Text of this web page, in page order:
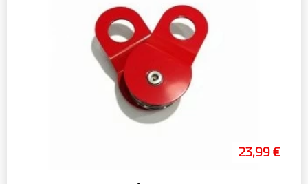
23,99 €